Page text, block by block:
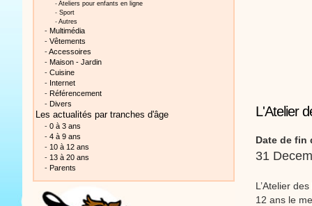
Vidéos
L'Atelier
Date de fin
31
L’Atelier
12 ans le
-Ateliers pour enfants en ligne
- Sport
-Autres
- Multimédia
- Vêtements
-Accessoires
- Maison - Jardin
- Cuisine
- Internet
- Référencement
- Divers
Les actualités par tranches d'âge
- 0 à 3 ans
- 4 à 9 ans
- 10 à 12 ans
- 13 à 20 ans
- Parents